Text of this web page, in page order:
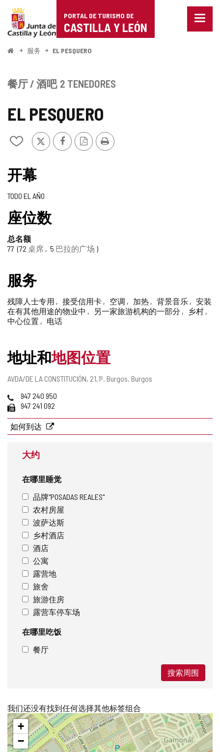
Portal
de
Turismo
Castilla
León
PORTAL DE TURISMO DE
CASTILLA Y LEÓN
菜
开
服务 EL PESQUERO
EL PESQUERO
从
笔
记
中
添
加/
删
除
推
特
FacebookPDF
版
打
印
餐厅 / 酒吧 2 TENEDORES
开幕
TODO EL AÑO
座位数
总名额
77 72 桌席 5 巴拉的广场
服务
残障人士专用 接受信用卡 空调 加热 背景音乐
安装
在有其他用途的物业中
另一家旅游机构的一部分
乡村
中心位置
电话
地址和地图位置
邮
地
址
AVDA/DE LA CONSTITUCIÓN, 21,1º. Burgos. Burgos
电
话
947 240 950
传
真
947 241 092
如何到达
大约
在哪里睡觉
品牌"POSADAS REALES"
农村房屋
波萨达斯
乡村酒店
酒店
公寓
露营地
旅舍
旅游住房
露营车停车场
在哪里吃饭
餐厅
搜索周围
我们还没有找到任何选择其他标签组合
跳
过
地
图
+
−